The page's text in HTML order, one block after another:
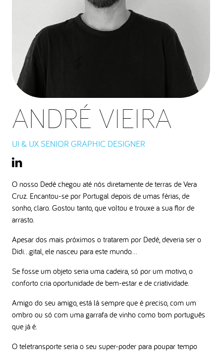
ANDRÉ VIEIRA
UI & UX SENIOR GRAPHIC DESIGNER
O nosso Dedé chegou até nós diretamente de terras de Vera
Cruz. Encantou-se por Portugal depois de umas férias, de
sonho, claro. Gostou tanto, que voltou e trouxe a sua flor de
arrasto.
Apesar dos mais próximos o tratarem por Dedé, deveria ser o
Didi…gital, ele nasceu para este mundo…
Se fosse um objeto seria uma cadeira, só por um motivo, o
conforto cria oportunidade de bem-estar e de criatividade.
Amigo do seu amigo, está lá sempre que é preciso, com um
ombro ou só com uma garrafa de vinho como bom português
que já é.
O teletransporte seria o seu super-poder para poupar tempo